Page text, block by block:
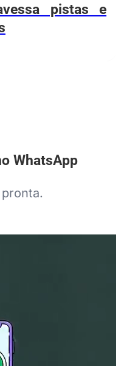
pistas e
WhatsApp